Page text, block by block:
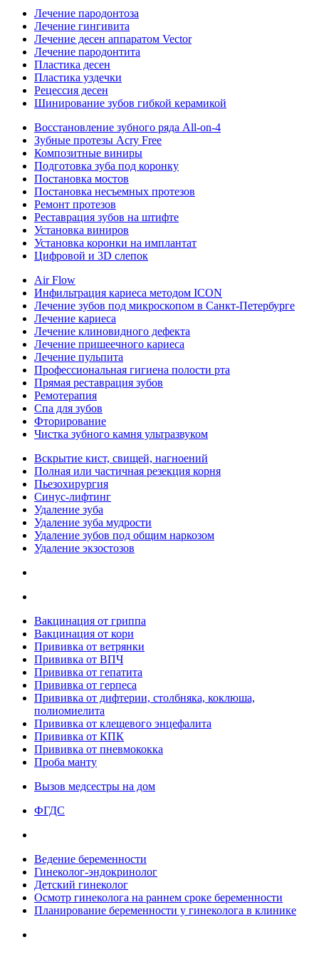
Лечение пародонтоза
Лечение гингивита
Лечение десен аппаратом Vector
Лечение пародонтита
Пластика десен
Пластика уздечки
Рецессия десен
Шинирование зубов гибкой керамикой
Восстановление зубного ряда All‑on‑4
Зубные протезы Acry Free
Композитные виниры
Подготовка зуба под коронку
Постановка мостов
Постановка несъемных протезов
Ремонт протезов
Реставрация зубов на штифте
Установка виниров
Установка коронки на имплантат
Цифровой и 3D слепок
Air Flow
Инфильтрация кариеса методом ICON
Лечение зубов под микроскопом в Санкт-Петербурге
Лечение кариеса
Лечение клиновидного дефекта
Лечение пришеечного кариеса
Лечение пульпита
Профессиональная гигиена полости рта
Прямая реставрация зубов
Ремотерапия
Спа для зубов
Фторирование
Чистка зубного камня ультразвуком
Вскрытие кист, свищей, нагноений
Полная или частичная резекция корня
Пьезохирургия
Синус-лифтинг
Удаление зуба
Удаление зуба мудрости
Удаление зубов под общим наркозом
Удаление экзостозов
Вакцинация от гриппа
Вакцинация от кори
Прививка от ветрянки
Прививка от ВПЧ
Прививка от гепатита
Прививка от герпеса
Прививка от дифтерии, столбняка, коклюша,
полиомиелита
Прививка от клещевого энцефалита
Прививка от КПК
Прививка от пневмококка
Проба манту
Вызов медсестры на дом
ФГДС
Ведение беременности
Гинеколог-эндокринолог
Детский гинеколог
Осмотр гинеколога на раннем сроке беременности
Планирование беременности у гинеколога в клинике